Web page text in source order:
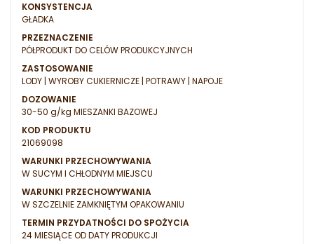
KONSYSTENCJA
GŁADKA
PRZEZNACZENIE
PÓŁPRODUKT DO CELÓW PRODUKCYJNYCH
ZASTOSOWANIE
LODY | WYROBY CUKIERNICZE | POTRAWY | NAPOJE
DOZOWANIE
30-50 g/kg MIESZANKI BAZOWEJ
KOD PRODUKTU
21069098
WARUNKI PRZECHOWYWANIA
W SUCYM I CHŁODNYM MIEJSCU
WARUNKI PRZECHOWYWANIA
W SZCZELNIE ZAMKNIĘTYM OPAKOWANIU
TERMIN PRZYDATNOŚCI DO SPOŻYCIA
24 MIESIĄCE OD DATY PRODUKCJI